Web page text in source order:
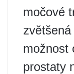
močové
možnost
prostaty